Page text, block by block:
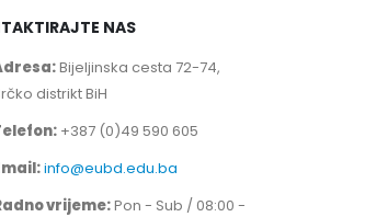
NAS
Bijeljinska cesta 72-74,
distrikt BiH
+387 (0)49 590 605
info@eubd.edu.ba
vrijeme:Pon - Sub / 08:00 -